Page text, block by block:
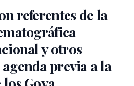
referentes de la
y otros
previa a la